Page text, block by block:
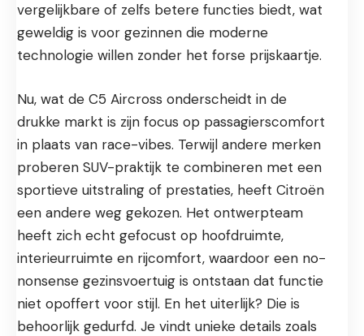
vergelijkbare of zelfs betere functies biedt, wat
geweldig is voor gezinnen die moderne
technologie willen zonder het forse prijskaartje.
Nu, wat de C5 Aircross onderscheidt in de
drukke markt is zijn focus op passagierscomfort
in plaats van race-vibes. Terwijl andere merken
proberen SUV-praktijk te combineren met een
sportieve uitstraling of prestaties, heeft Citroën
een andere weg gekozen. Het ontwerpteam
heeft zich echt gefocust op hoofdruimte,
interieurruimte en rijcomfort, waardoor een no-
nonsense gezinsvoertuig is ontstaan dat functie
niet opoffert voor stijl. En het uiterlijk? Die is
behoorlijk gedurfd. Je vindt unieke details zoals